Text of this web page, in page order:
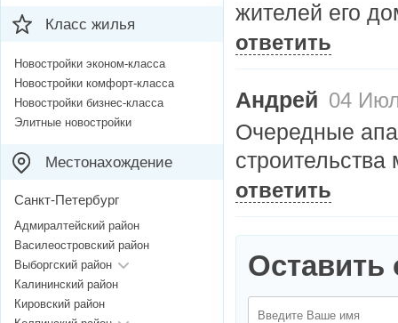
жителей его
ответить
Андрей 04
Очередные
строительства
ответить
Оставить
Класс жилья
Новостройки эконом-класса
Новостройки комфорт-класса
Новостройки бизнес-класса
Элитные новостройки
Местонахождение
Санкт-Петербург
Адмиралтейский район
Василеостровский район
Выборгский район
Калининский район
Кировский район